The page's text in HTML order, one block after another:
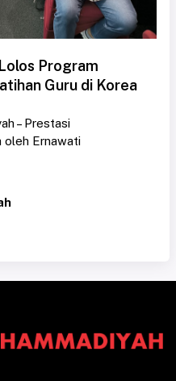
Program
Guru di Korea
– Prestasi
oleh Ernawati